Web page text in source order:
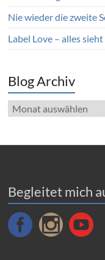
Nie wieder die zweite
Label Love – alles
Blog Archiv
Blog
Archiv
Begleitet mich